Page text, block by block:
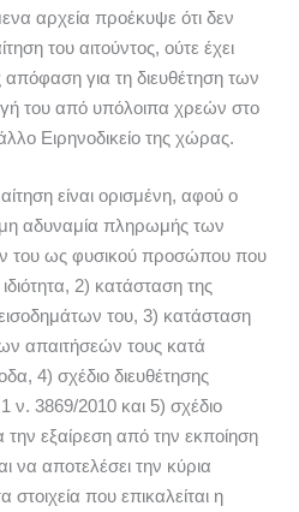
αρχεία προέκυψε ότι δεν
του αιτούντος, ούτε έχει
για τη διευθέτηση των
του από υπόλοιπα χρεών στο
Ειρηνοδικείο της χώρας.
είναι ορισμένη, αφού ο
αδυναμία πληρωμής των
του ως φυσικού προσώπου που
2) κατάσταση της
του, 3) κατάσταση
απαιτήσεών τους κατά
4) σχέδιο διευθέτησης
ν. 3869/2010 και 5) σχέδιο
την εξαίρεση από την εκποίηση
να αποτελέσει την κύρια
στοιχεία που επικαλείται η